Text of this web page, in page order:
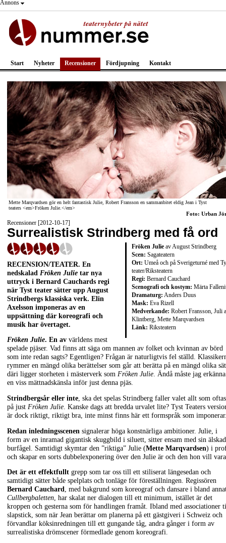
Annons
Start Nyheter Recensioner Fördjupning Kontakt
Mette Marqvardsen gör en helt fantastisk Julie, Robert Fransson en sammanbitet eldig Jean i Tyst
teaters <em>Fröken Julie.</em>
Foto: Urban
Recensioner [2012-10-17]
Surrealistisk Strindberg med få ord
Fröken Julie av August Strindberg
Scen: Sagateatern
Ort: Umeå och på Sverigeturné med
teater/Riksteatern
Regi: Bernard Cauchard
Scenografi och kostym: Märta
Dramaturg: Anders Duus
Mask: Eva Rizell
Medverkande: Robert Fransson, Juli
Klintberg, Mette Marqvardsen
Länk: Riksteatern
RECENSION/TEATER. En
nedskalad Fröken Julie tar nya
uttryck i Bernard Cauchards regi
när Tyst teater sätter upp August
Strindbergs klassiska verk. Elin
Axelsson imponeras av en
uppsättning där koreografi och
musik har övertaget.
Fröken Julie. En av världens mest
spelade pjäser. Vad finns att säga om mannen av folket och kvinnan av börd
som inte redan sagts? Egentligen? Frågan är naturligtvis fel ställd.
rymmer en mängd olika berättelser som går att berätta på en mängd olika
däri ligger storheten i mästerverk som Fröken Julie. Ändå måste jag erkänna
en viss mättnadskänsla inför just denna pjäs.
Strindbergsår eller inte, ska det spelas Strindberg faller valet allt som
på just Fröken Julie. Kanske dags att bredda urvalet lite? Tyst Teaters
är dock riktigt, riktigt bra, inte minst finns här ett formspråk som
Redan inledningsscenen signalerar höga konstnärliga ambitioner. Julie, i
form av en inramad gigantisk skuggbild i siluett, sitter ensam med sin
burfågel. Samtidigt skymtar den ”riktiga” Julie (Mette Marqvardsen) i
och skapar en sorts dubbelexponering över den Julie är och den hon vill
Det är ett effektfullt grepp som tar oss till ett stiliserat längesedan och
samtidigt sätter både spelplats och tonläge för föreställningen. Regissören
Bernard Cauchard, med bakgrund som koreograf och dansare i bland
Cullbergbaletten, har skalat ner dialogen till ett minimum, istället är det
kroppen och gesterna som för handlingen framåt. Ibland med associationer
slapstick, som när Jean berättar om planerna på ett gästgiveri i Schweiz och
förvandlar köksinredningen till ett gungande tåg, andra gånger i form av
surrealistiska drömscener förmedlade genom koreografi.